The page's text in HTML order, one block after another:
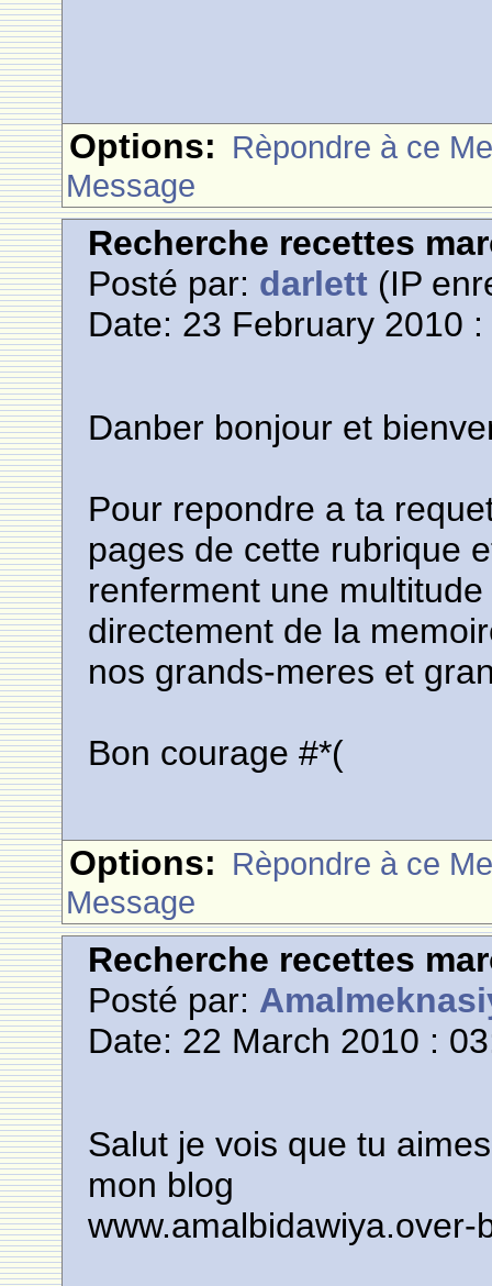
Options: Rèpondre à ce
Message
Recherche recettes
Posté par: darlett (IP
Date: 23 February 2010
Danber bonjour et
Pour repondre a ta
pages de cette rubrique
renferment une
directement de la
nos grands-meres et
Bon courage #*(
Options: Rèpondre à ce
Message
Recherche recettes
Posté par:
Date: 22 March 2010 :
Salut je vois que tu
mon blog
www.amalbidawiya.over-